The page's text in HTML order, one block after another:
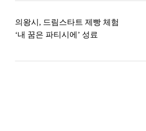
의왕시, 드림스타트 제빵 체험
‘내 꿈은 파티시에’ 성료